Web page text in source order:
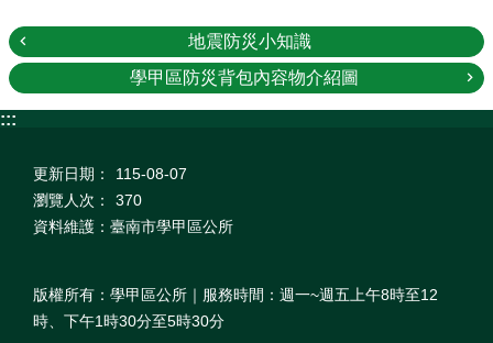
地震防災小知識
學甲區防災背包內容物介紹圖
:::
更新日期：
115-08-07
瀏覽人次：
370
資料維護：臺南市學甲區公所
版權所有：學甲區公所｜服務時間：週一~週五上午8時至12
時、下午1時30分至5時30分